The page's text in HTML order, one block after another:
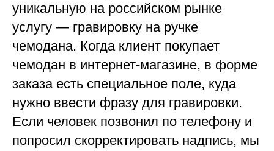
уникальную на российском рынке
услугу — гравировку на ручке
чемодана. Когда клиент покупает
чемодан в интернет-магазине, в форме
заказа есть специальное поле, куда
нужно ввести фразу для гравировки.
Если человек позвонил по телефону и
попросил скорректировать надпись, мы